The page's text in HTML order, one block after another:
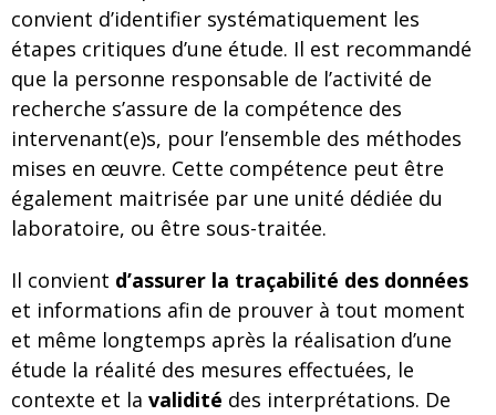
convient d’identifier systématiquement les
étapes critiques d’une étude. Il est recommandé
que la personne responsable de l’activité de
recherche s’assure de la compétence des
intervenant(e)s, pour l’ensemble des méthodes
mises en œuvre. Cette compétence peut être
également maitrisée par une unité dédiée du
laboratoire, ou être sous-traitée.
Il convient d’assurer la traçabilité des données
et informations afin de prouver à tout moment
et même longtemps après la réalisation d’une
étude la réalité des mesures effectuées, le
contexte et la validité des interprétations. De